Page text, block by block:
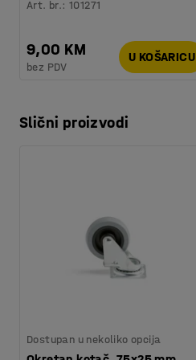
Art. br.:101271
9,00 KM
bez PDV
U KOŠARICU
Slični proizvodi
Dostupan u nekoliko opcija